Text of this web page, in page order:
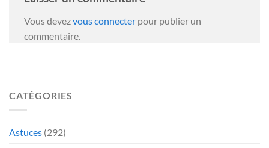
Vous devezvous connecter pour publier un
commentaire.
CATÉGORIES
Astuces (292)